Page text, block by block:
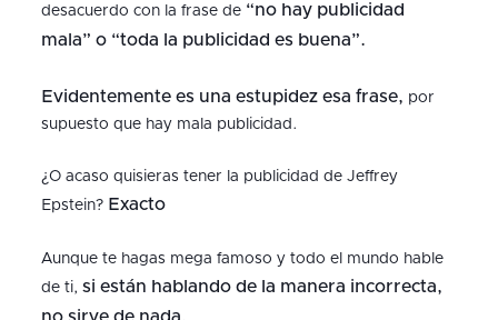
desacuerdo con la frase de “no hay publicidad
mala” o “toda la publicidad es buena”.
Evidentemente es una estupidez esa frase, por
supuesto que hay mala publicidad.
¿O acaso quisieras tener la publicidad de Jeffrey
Epstein? Exacto
Aunque te hagas mega famoso y todo el mundo hable
de ti, si están hablando de la manera incorrecta,